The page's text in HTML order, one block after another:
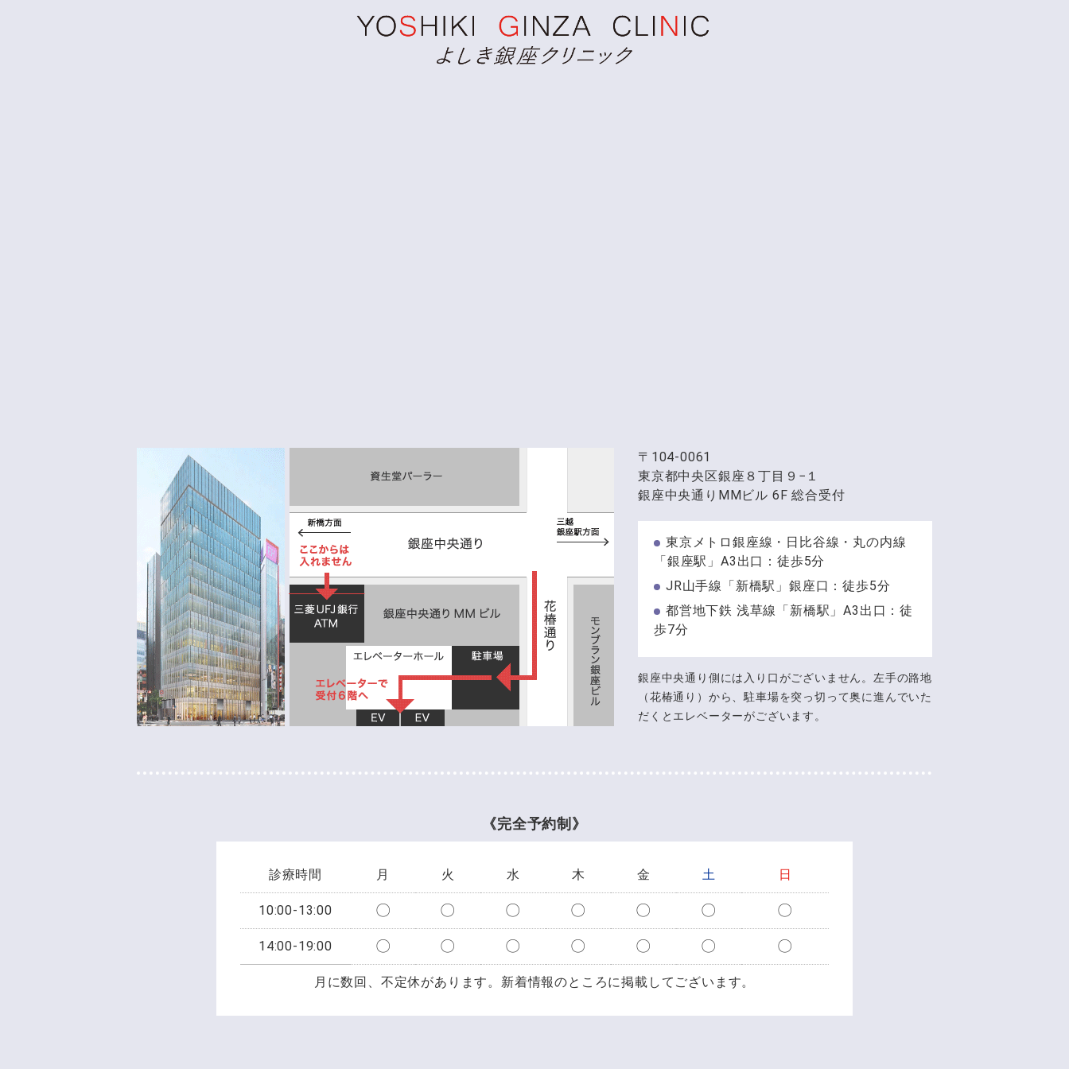
〒104-0061
東京都中央区銀座８丁目９−１
銀座中央通りMMビル 6F 総合受付
東京メトロ銀座線・日比谷線・丸の内線
「銀座駅」A3出口：徒歩5分
JR山手線「新橋駅」銀座口：徒歩5分
都営地下鉄 浅草線「新橋駅」A3出口：徒
歩7分
銀座中央通り側には入り口がございません。左手の路地
（花椿通り）から、駐車場を突っ切って奥に進んでいた
だくとエレベーターがございます。
《完全予約制》
診療時間 月 火 水 木 金 土 日
10:00-13:00 〇 〇 〇 〇 〇 〇 〇
14:00-19:00 〇 〇 〇 〇 〇 〇 〇
月に数回、不定休があります。 新着情報のところに掲載してございます。